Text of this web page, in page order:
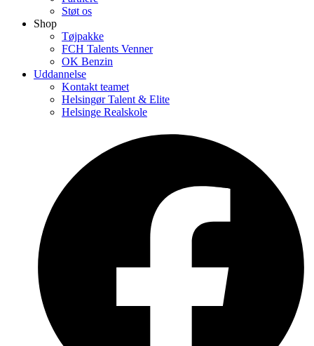
Støt os
Shop
Tøjpakke
FCH Talents Venner
OK Benzin
Uddannelse
Kontakt teamet
Helsingør Talent & Elite
Helsinge Realskole